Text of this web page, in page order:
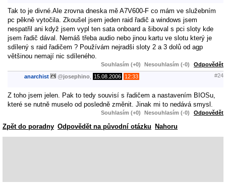
Tak to je divné.Ale zrovna dneska mě A7V600-F co mám ve služebním
pc pěkně vytočila. Zkoušel jsem jeden raid řadič a windows jsem
nespatřil ani když jsem vypl ten sata onboard a šiboval s pci sloty kde
jsem řadič dával. Nemáš třeba audio nebo jinou kartu ve slotu který je
sdílený s raid řadičem ? Používám nejradši sloty 2 a 3 dolů od agp
většinou nemají nic sdíleného.
Souhlasím (+0) Nesouhlasím (-0) Odpovědět
anarchist @josephino 15.08.2006 12:33 #24
Z toho jsem jelen. Pak to tedy souvisí s řadičem a nastavením BIOSu,
které se nutně muselo od posledně změnit. Jinak mi to nedává smysl.
Souhlasím (+0) Nesouhlasím (-0) Odpovědět
Zpět do poradny Odpovědět na původní otázku Nahoru